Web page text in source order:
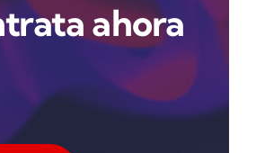
ahora